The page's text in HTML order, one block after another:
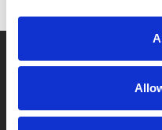
Partner